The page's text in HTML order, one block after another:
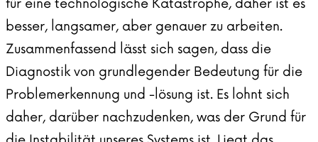
für eine technologische Katastrophe, daher ist es
besser, langsamer, aber genauer zu arbeiten.
Zusammenfassend lässt sich sagen, dass die
Diagnostik von grundlegender Bedeutung für die
Problemerkennung und -lösung ist. Es lohnt sich
daher, darüber nachzudenken, was der Grund für